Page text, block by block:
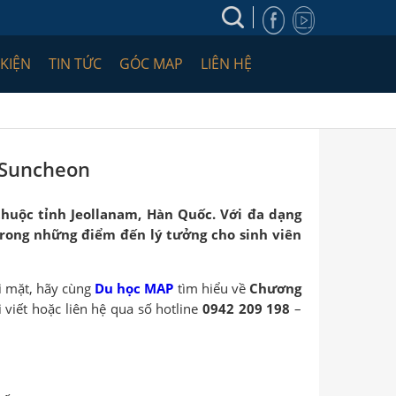
TIN TỨC GÓC MAP LIÊN HỆ
tỉnh Jeollanam, Hàn Quốc. Với đa dạng
nhữngđiểm đến lý tưởngcho sinh viên
hãy cùng Du học MAP tìm hiểu về Chương
hoặc liên hệ qua số hotline0942 209 198 –